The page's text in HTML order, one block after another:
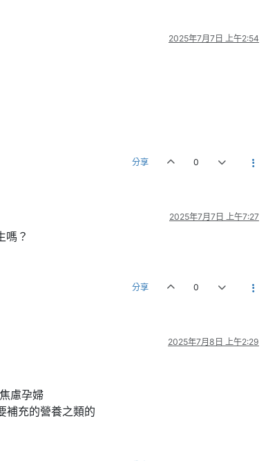
2025年7月7日 上午2:54
分享 0
2025年7月7日 上午7:27
嗎？
分享 0
2025年7月8日 上午2:29
慮孕婦
補充的營養之類的